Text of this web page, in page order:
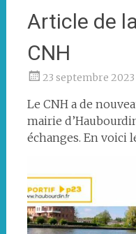
Article de
CNH
23 septembre 2023
Le CNH a de
mairie
échanges. En voici